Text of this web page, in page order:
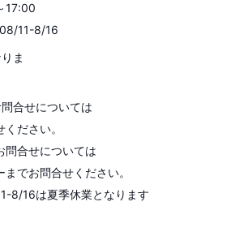
17:00
11-8/16
ま
合せについては
ださい。
問合せについては
でお問合せください。
8/16は夏季休業となります